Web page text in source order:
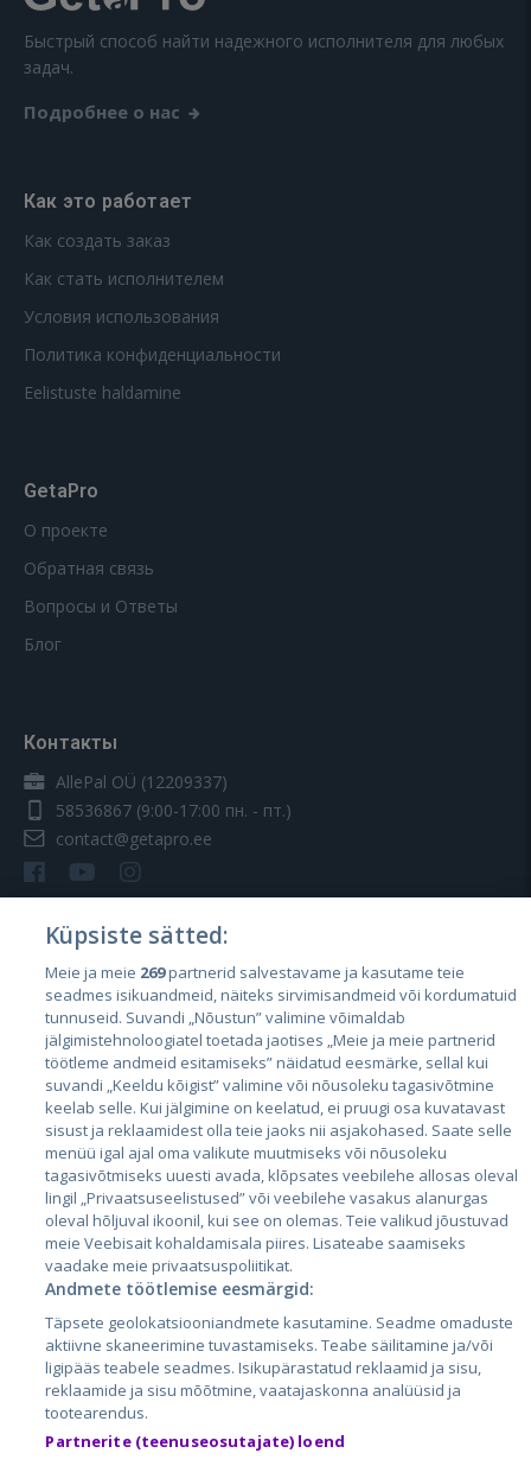
Быстрый способ найти надежного исполнителя для любых
задач.
Подробнее о нас
Как это работает
Как создать заказ
Как стать исполнителем
Условия использования
Политика конфиденциальности
Eelistuste haldamine
GetaPro
О проекте
Обратная связь
Вопросы и Ответы
Блог
Контакты
AllePal OÜ (12209337)
58536867 (9:00-17:00 пн. - пт.)
contact@getapro.ee
Страны
Эстония
Латвия
Литва
City24.lv
City24.ee
GetaPro.lv
GetaPro.ee
Autoplius.lt
CVbankas.lt
Kainos.lt
Paslaugos.lt
auto24.ee
Osta.ee
Küpsiste sätted:
Meie ja meie 269partnerid salvestavame ja kasutame teie
seadmes isikuandmeid, näiteks sirvimisandmeid või kordumatuid
tunnuseid. Suvandi „Nõustun” valimine võimaldab
jälgimistehnoloogiatel toetada jaotises „Meie ja meie partnerid
töötleme andmeid esitamiseks” näidatud eesmärke, sellal kui
suvandi „Keeldu kõigist” valimine või nõusoleku tagasivõtmine
keelab selle. Kui jälgimine on keelatud, ei pruugi osa kuvatavast
sisust ja reklaamidest olla teie jaoks nii asjakohased. Saate selle
menüü igal ajal oma valikute muutmiseks või nõusoleku
tagasivõtmiseks uuesti avada, klõpsates veebilehe allosas oleval
lingil „Privaatsuseelistused” või veebilehe vasakus alanurgas
oleval hõljuval ikoonil, kui see on olemas. Teie valikud jõustuvad
meie Veebisait kohaldamisala piires. Lisateabe saamiseks
vaadake meie privaatsuspoliitikat.
Andmete töötlemise eesmärgid:
Täpsete geolokatsiooniandmete kasutamine. Seadme omaduste
aktiivne skaneerimine tuvastamiseks. Teabe säilitamine ja/või
ligipääs teabele seadmes. Isikupärastatud reklaamid ja sisu,
reklaamide ja sisu mõõtmine, vaatajaskonna analüüsid ja
tootearendus.
Partnerite (teenuseosutajate) loend